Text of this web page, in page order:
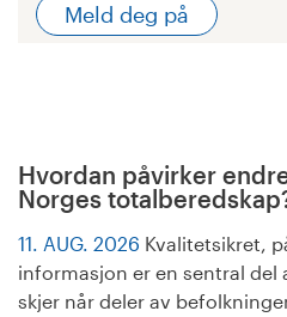
Meld deg på
Hvordan påvirker
Norges
11. AUG. 2026 Kvalitetsikret,
informasjon er en sentral del
skjer når deler av